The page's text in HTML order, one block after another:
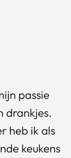
passie
drankjes.
heb ik als
keukens